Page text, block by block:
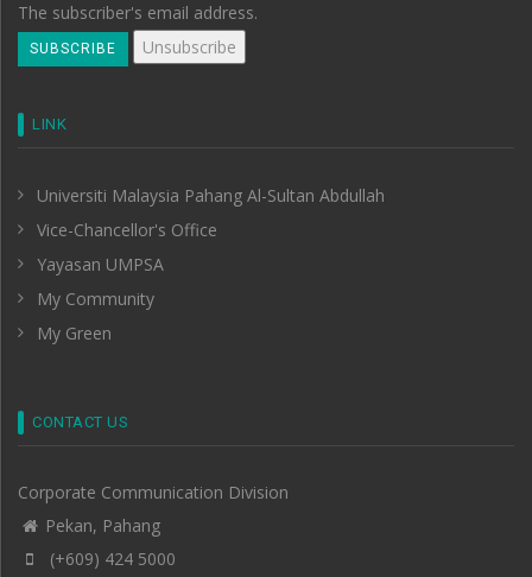
The subscriber's email address.
LINK
Universiti Malaysia Pahang Al-Sultan Abdullah
Vice-Chancellor's Office
Yayasan UMPSA
My Community
My Green
CONTACT US
Corporate Communication Division
Pekan, Pahang
(+609) 424 5000